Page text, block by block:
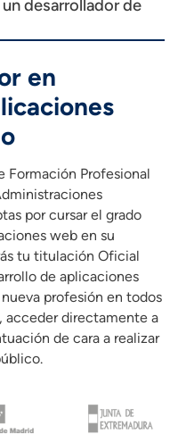
desarrollador de
en
Formación Profesional
por cursar el grado
web en su
tu titulación Oficial
de aplicaciones
profesión en todos
acceder directamente a
de cara a realizar